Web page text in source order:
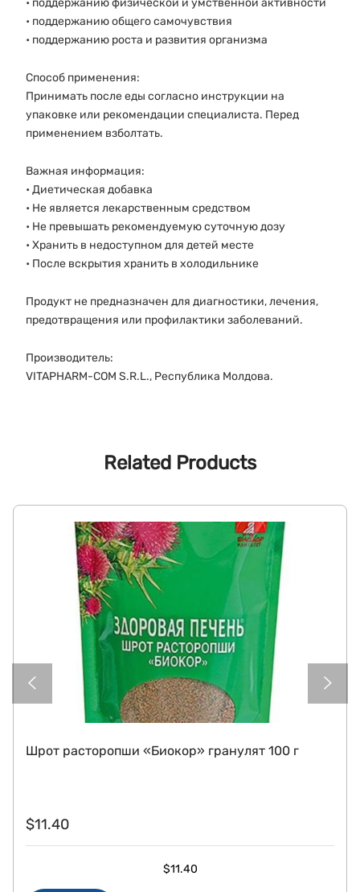
• поддержанию физической и умственной активности
• поддержанию общего самочувствия
• поддержанию роста и развития организма
Способ применения:
Принимать после еды согласно инструкции на
упаковке или рекомендации специалиста. Перед
применением взболтать.
Важная информация:
• Диетическая добавка
• Не является лекарственным средством
• Не превышать рекомендуемую суточную дозу
• Хранить в недоступном для детей месте
• После вскрытия хранить в холодильнике
Продукт не предназначен для диагностики, лечения,
предотвращения или профилактики заболеваний.
Производитель:
VITAPHARM-COM S.R.L., Республика Молдова.
Related Products
Шрот расторопши «Биокор» гранулят 100 г
$11.40
$11.40